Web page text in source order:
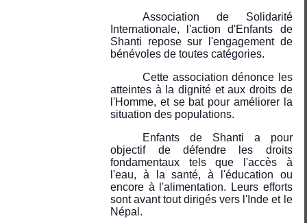
Association de Solidarité
Internationale, l'action d'Enfants de
Shanti repose sur l'engagement de
bénévoles de toutes catégories.
Cette association dénonce les
atteintes à la dignité et aux droits de
l'Homme, et se bat pour améliorer la
situation des populations.
Enfants de Shanti a pour
objectif de défendre les droits
fondamentaux tels que l'accès à
l'eau, à la santé, à l'éducation ou
encore à l'alimentation. Leurs efforts
sont avant tout dirigés vers l'Inde et le
Népal.